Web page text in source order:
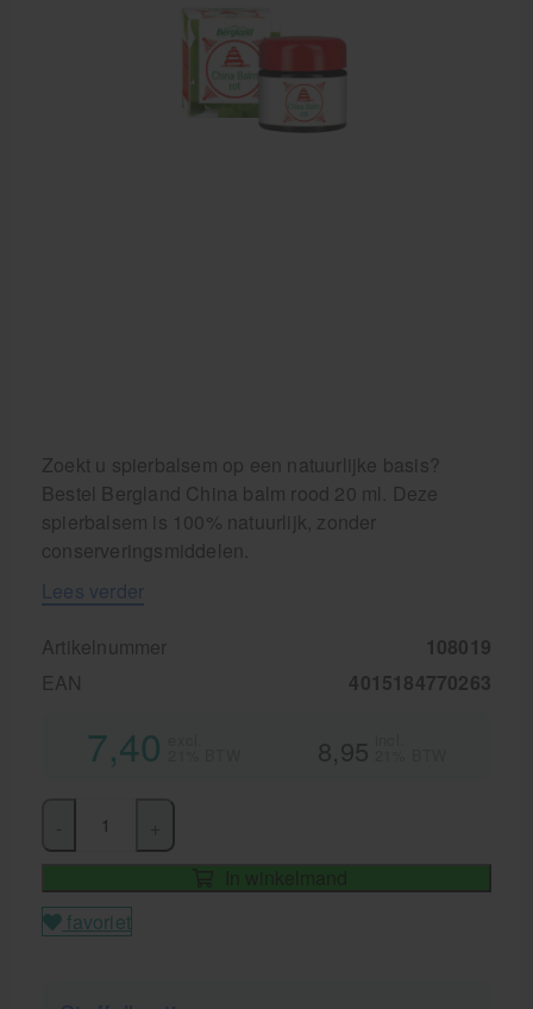
Zoekt u spierbalsem op een natuurlijke basis?
Bestel Bergland China balm rood 20 ml. Deze
spierbalsem is 100% natuurlijk, zonder
conserveringsmiddelen.
Lees verder
Artikelnummer
108019
EAN
4015184770263
7,40 8,95
In winkelmand
favoriet